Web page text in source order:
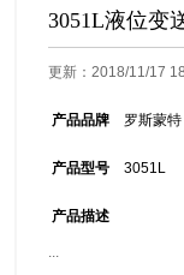
3051L液位变
更新：2018/11/17
产品品牌 罗斯蒙特
产品型号 3051L
产品描述
...